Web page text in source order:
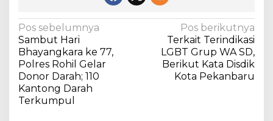
N
a
v
i
g
Pos sebelumnya
Sambut Hari
Bhayangkara ke 77,
Polres Rohil Gelar
Donor Darah; 110
Kantong Darah
Terkumpul
Pos berikutnya
Terkait Terindikasi
LGBT Grup WA SD,
Berikut Kata Disdik
Kota Pekanbaru